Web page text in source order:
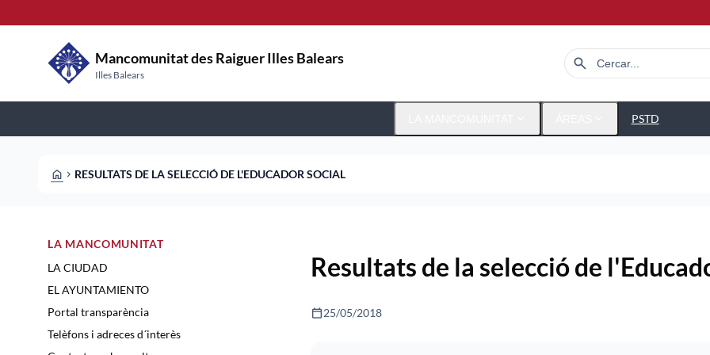
Mancomunitat des Raiguer Illes Balears
Illes Balears
search
PSTD
HOME CHEVRON_RIGHT RESULTATS DE LA SELECCIÓ DE L'EDUCADOR SOCIAL
LA MANCOMUNITAT
LA CIUDAD
EL AYUNTAMIENTO
Portal transparència
Telèfons i adreces d´interès
Resultats de la selecció de
calendar_today25/05/2018